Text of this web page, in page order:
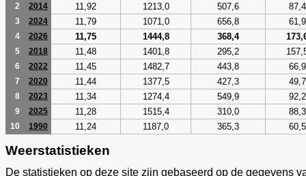
2 2014 11,92 1213,0 507,6 87,4
3 2024 11,79 1071,0 656,8 61,9
4 2026 11,75 1444,8 368,4
5 2018 11,48 1401,8 295,2
6 2022 11,45 1482,7 443,8 66,9
7 2020 11,44 1377,5 427,3 49,7
8 2023 11,34 1274,4 549,9 92,2
9 2025 11,28 1515,4 310,0 88,3
10 1990 11,24 1187,0 365,3 60,5
Weerstatistieken
De statistieken op deze site zijn gebaseerd op de gegevens